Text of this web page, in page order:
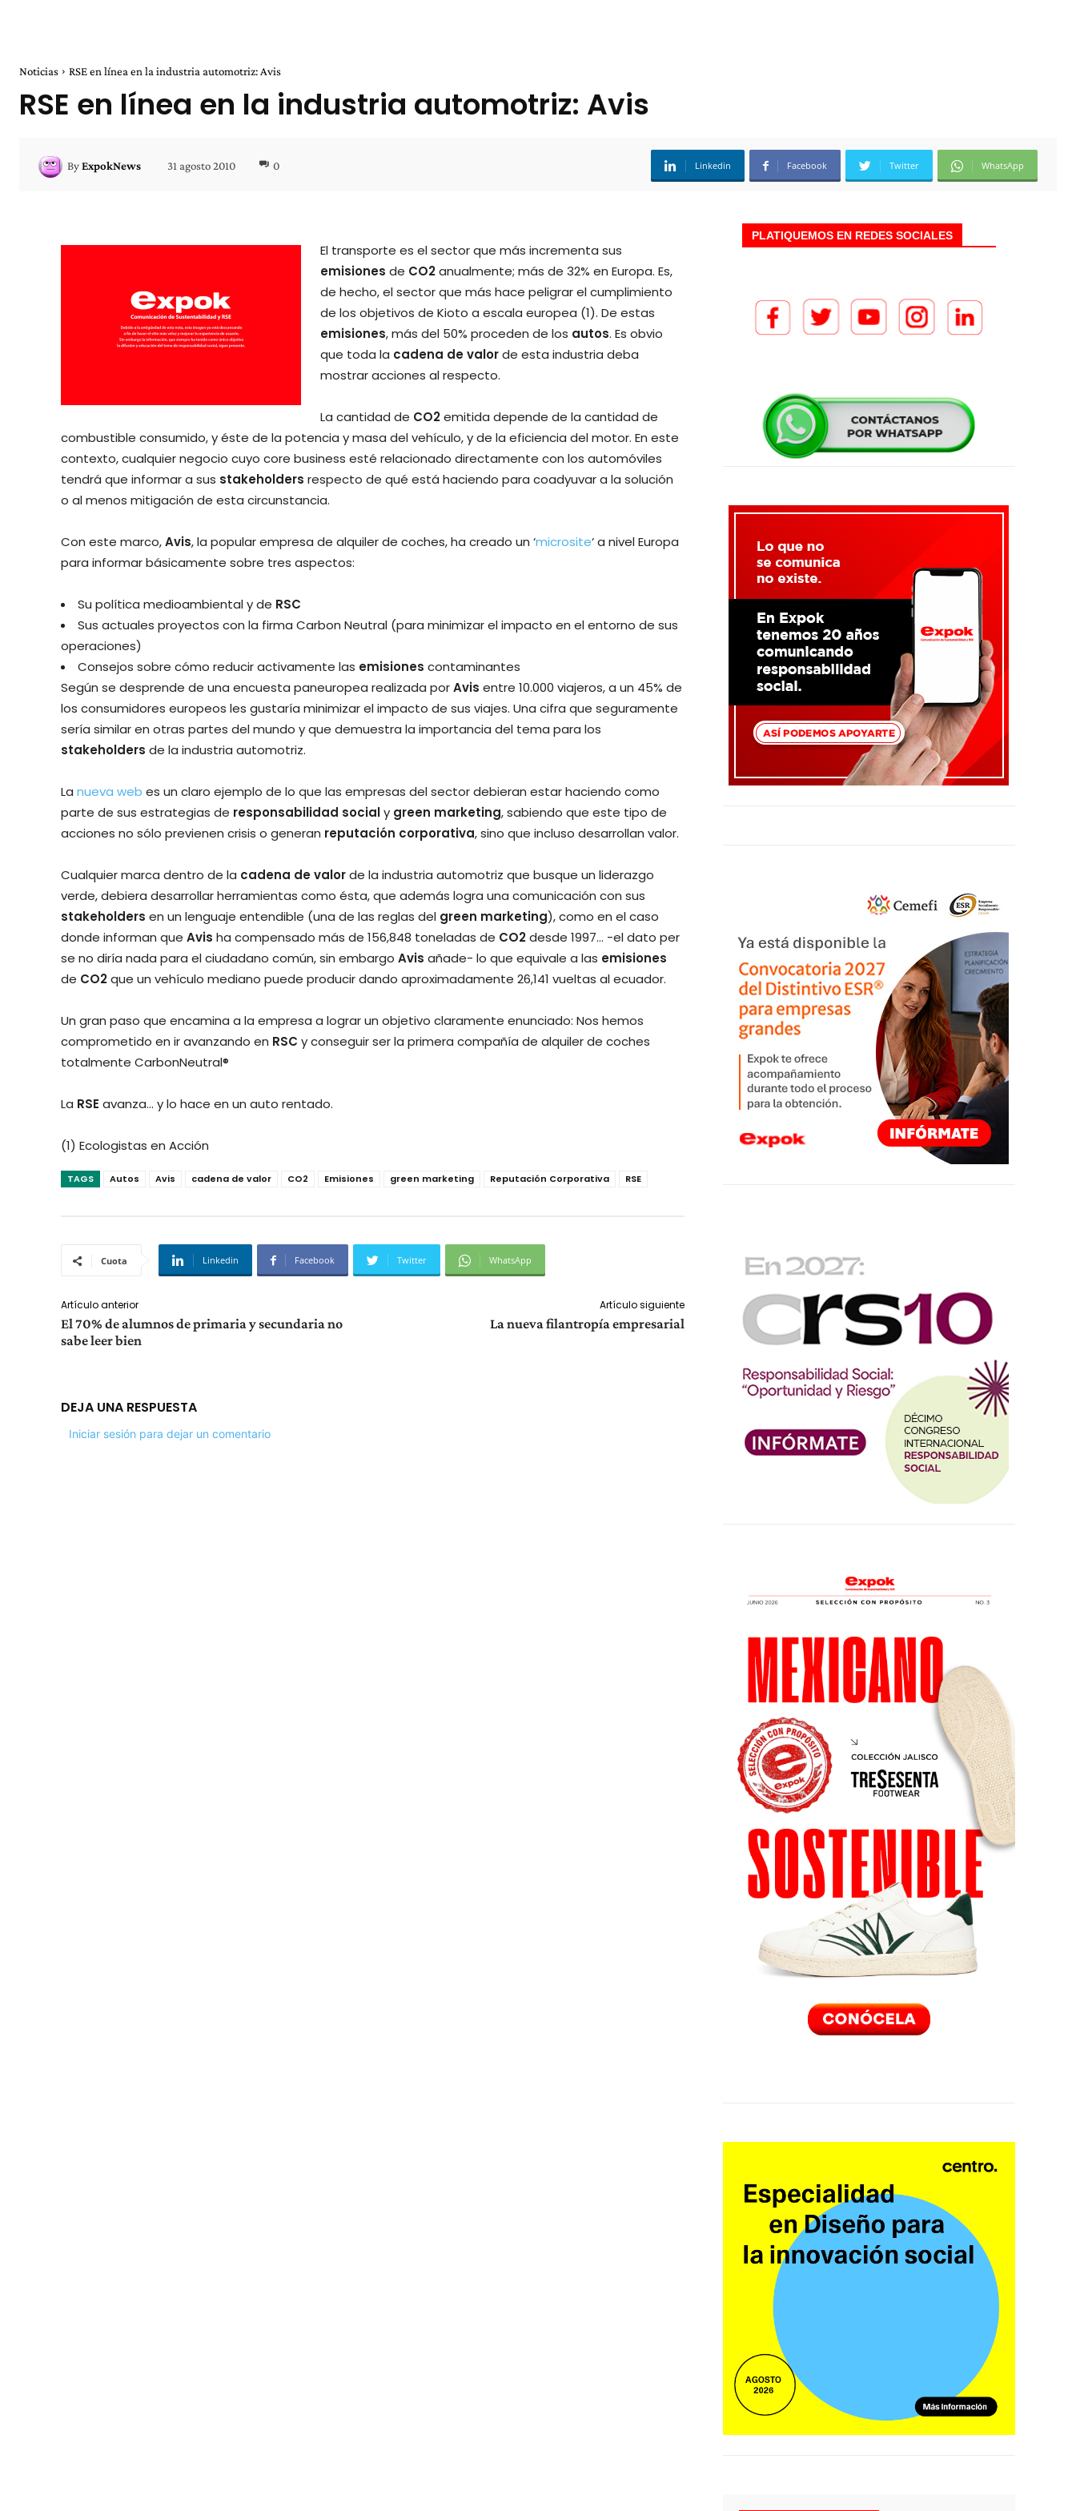
Noticias RSE en línea en la industria automotriz: Avis
RSE en línea en la industria automotriz: Avis
ByExpokNews 31 agosto 2010 0 Linkedin Facebook Twitter WhatsApp
El transporte es el sector que más incrementa sus
emisiones de CO2anualmente; más de 32% en Europa. Es,
de hecho, el sector que más hace peligrar el cumplimiento
de los objetivos de Kioto a escala europea (1). De estas
emisiones, más del 50% proceden de los autos. Es obvio
que toda la cadena de valorde esta industria deba
mostrar acciones al respecto.
La cantidad de CO2emitida depende de la cantidad de
combustible consumido, y éste de la potencia y masa del vehículo, y de la eficiencia del motor. En este
contexto, cualquier negocio cuyo core business esté relacionado directamente con los automóviles
tendrá que informar a sus stakeholders respecto de qué está haciendo para coadyuvar a la solución
o al menos mitigación de esta circunstancia.
Con este marco,Avis, la popular empresa de alquiler de coches, ha creado un ‘microsite‘ a nivel Europa
para informar básicamente sobre tres aspectos:
Su política medioambiental y de RSC
Sus actuales proyectos con la firma Carbon Neutral (para minimizar el impacto en el entorno de sus
operaciones)
Consejos sobre cómo reducir activamente las emisiones contaminantes
Según se desprende de una encuesta paneuropea realizada porAvis entre 10.000 viajeros, a un 45% de
los consumidores europeos les gustaría minimizar el impacto de sus viajes. Una cifra que seguramente
sería similar en otras partes del mundo y que demuestra la importancia del tema para los
stakeholders de la industria automotriz.
La nueva web es un claro ejemplo de lo que las empresas del sector debieran estar haciendo como
parte de sus estrategias de responsabilidad socialy green marketing, sabiendo que este tipo de
acciones no sólo previenen crisis o generan reputación corporativa, sino que incluso desarrollan valor.
Cualquier marca dentro de la cadena de valorde la industria automotriz que busque un liderazgo
verde, debiera desarrollar herramientas como ésta, que además logra una comunicación con sus
stakeholders en un lenguaje entendible (una de las reglas del green marketing), como en el caso
donde informan que Avis ha compensado más de 156,848 toneladas de CO2desde 1997… -el dato per
se no diría nada para el ciudadano común, sin embargo Avis añade- lo que equivale a las emisiones
de CO2que un vehículo mediano puede producir dando aproximadamente 26,141 vueltas al ecuador.
Un gran paso que encamina a la empresa a lograr un objetivo claramente enunciado: Nos hemos
comprometido en ir avanzando en RSC y conseguir ser la primera compañía de alquiler de coches
totalmente CarbonNeutral®
La RSE avanza… y lo hace en un auto rentado.
(1) Ecologistas en Acción
TAGS Autos Avis cadena de valor CO2 Emisiones green marketing Reputación Corporativa RSE
Cuota Linkedin Facebook Twitter WhatsApp
Artículo anterior
El 70% de alumnos de primaria y secundaria no
sabe leer bien
Artículo siguiente
La nueva filantropía empresarial
DEJA UNA RESPUESTA
Iniciar sesión para dejar un comentario
PLATIQUEMOS EN REDES SOCIALES